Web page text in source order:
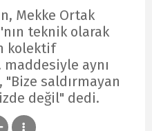
Mekke Ortak
teknik olarak
kolektif
aynı
saldırmayan
değil" dedi.